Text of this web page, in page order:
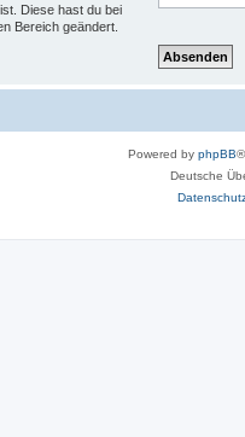
Diese hast du bei
Bereich geändert.
Powered by phpBB
Deutsche